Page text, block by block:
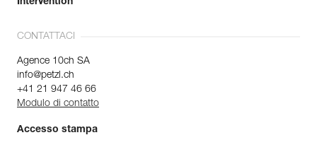
Intervention
CONTATTACI
Agence 10ch SA
info@petzl.ch
+41 21 947 46 66
Modulo di contatto
Accesso stampa